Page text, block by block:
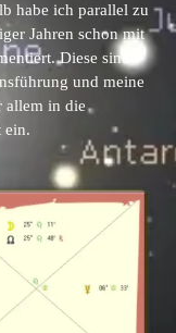
habe ich parallel zu
Jahren schon mit
Diese sind
und meine
allem in die
ein.